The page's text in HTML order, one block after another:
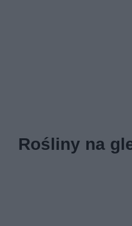
Rośliny na